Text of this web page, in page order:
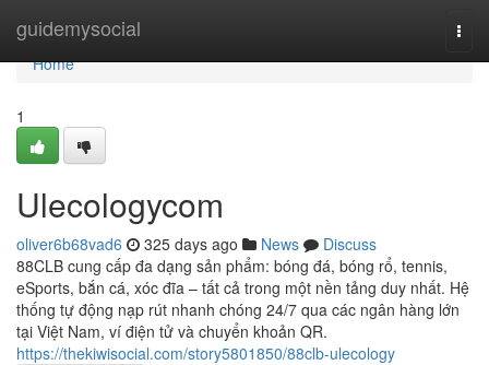
guidemysocial
Home
Home
1
Ulecologycom
oliver6b68vad6 325 days ago News
Discuss
88CLB cung cấp đa dạng sản phẩm: bóng đá, bóng rổ, tennis,
eSports, bắn cá, xóc đĩa – tất cả trong một nền tảng duy nhất. Hệ
thống tự động nạp rút nhanh chóng 24/7 qua các ngân hàng lớn
tại Việt Nam, ví điện tử và chuyển khoản QR.
https://thekiwisocial.com/story5801850/88clb-ulecology